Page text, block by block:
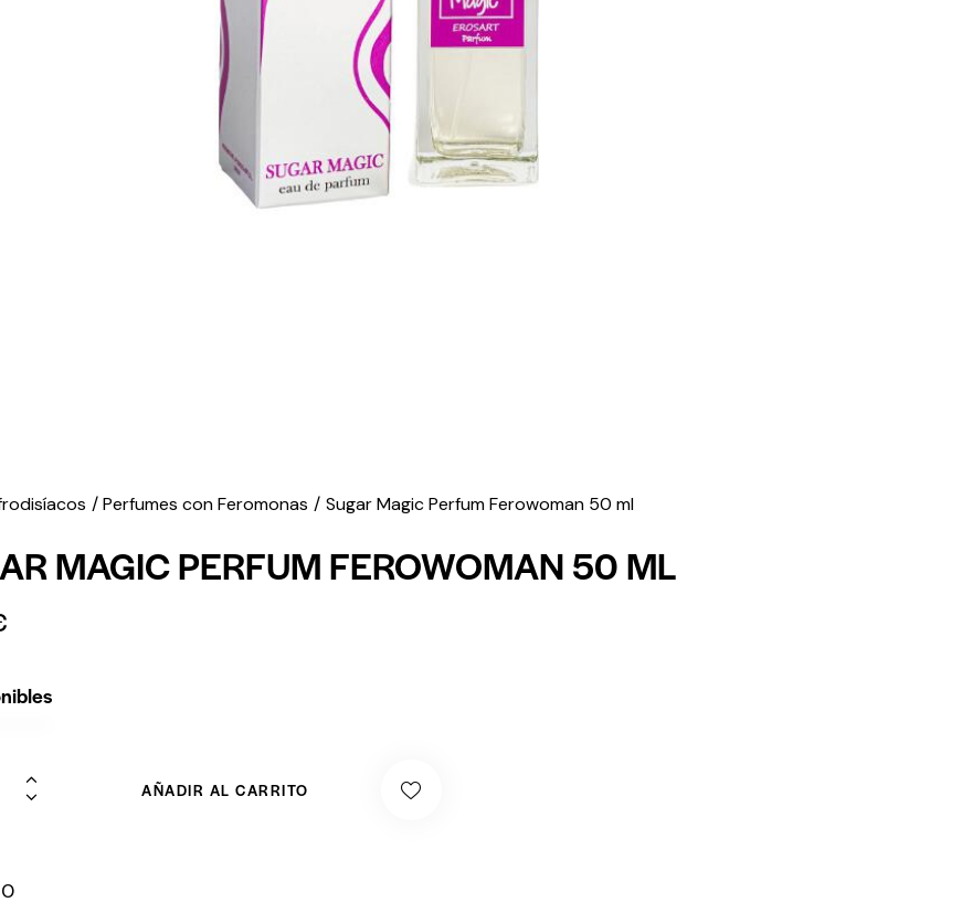
Perfumes con Feromonas Sugar Magic Perfum Ferowoman 50 ml
MAGIC PERFUM FEROWOMAN 50 ML
AÑADIR AL CARRITO